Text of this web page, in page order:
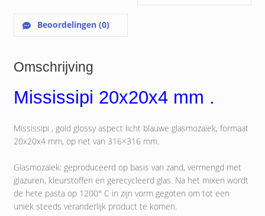
Beoordelingen (0)
Omschrijving
Mississipi 20x20x4 mm .
Mississipi , gold glossy aspect licht blauwe glasmozaïek, formaat
20x20x4 mm, op net van 316×316 mm.
Glasmozaïek: geproduceerd op basis van zand, vermengd met
glazuren, kleurstoffen en gerecycleerd glas. Na het mixen wordt
de hete pasta op 1200° C in zijn vorm gegoten om tot een
uniek steeds veranderlijk product te komen.